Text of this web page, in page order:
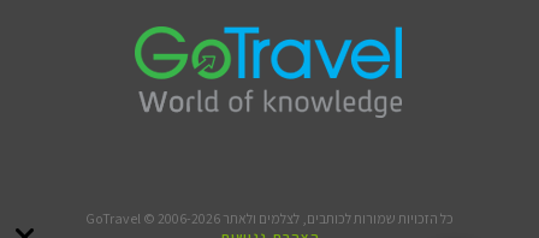
כל הזכויות שמורות לכותבים, לצלמים ולאתר GoTravel © 2006-2026